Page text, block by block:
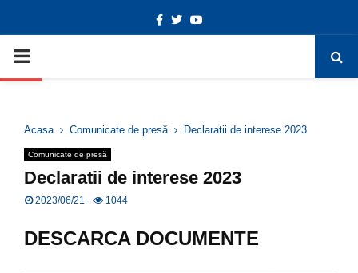
Deschide bara de unelte
Facebook
TwitterYoutube
PRIMARY
Acasa Comunicate de presă Declaratii de interese 2023
Comunicate de presă
Declaratii de interese 2023
2023/06/21 1044
DESCARCA DOCUMENTE